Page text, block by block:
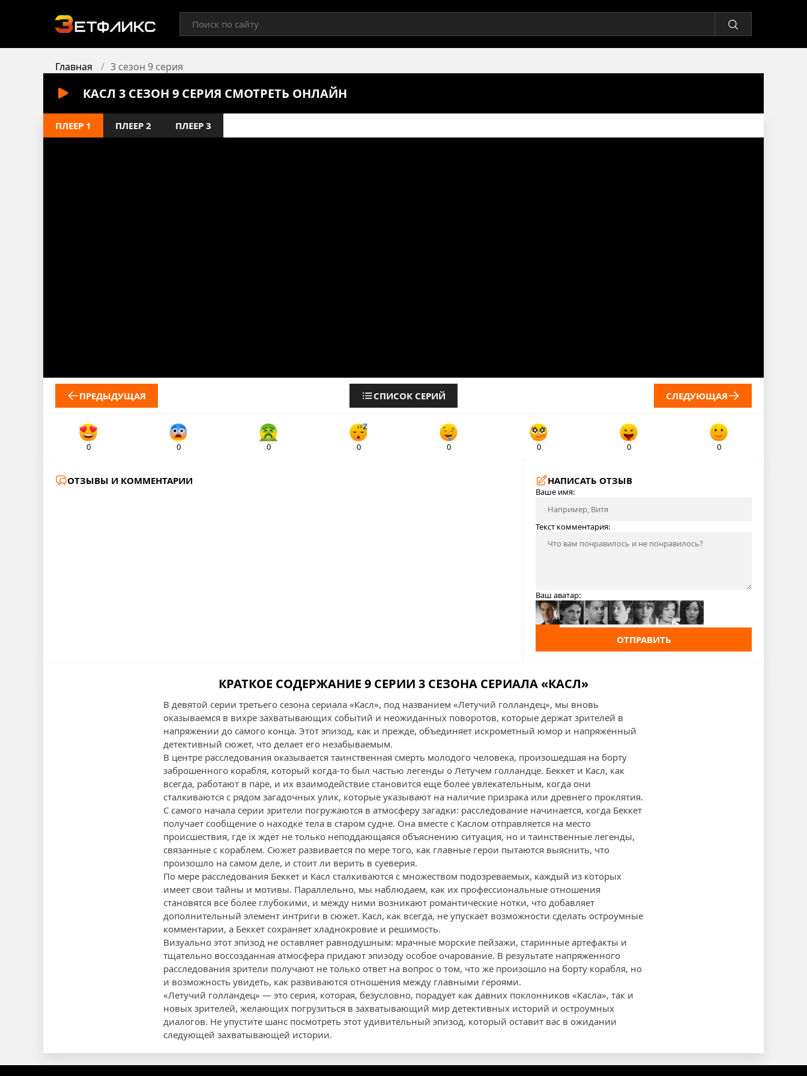
Главная 3 сезон 9 серия
КАСЛ 3 СЕЗОН 9 СЕРИЯ СМОТРЕТЬ ОНЛАЙН
ПЛЕЕР 1 ПЛЕЕР 2 ПЛЕЕР 3
ПРЕДЫДУЩАЯ СПИСОК СЕРИЙ СЛЕДУЮЩАЯ
0 0 0 0 0 0 0 0
ОТЗЫВЫ И КОММЕНТАРИИ НАПИСАТЬ ОТЗЫВ
Ваше имя:
Текст комментария:
Ваш аватар:
ОТПРАВИТЬ
КРАТКОЕ СОДЕРЖАНИЕ 9 СЕРИИ 3 СЕЗОНА СЕРИАЛА «КАСЛ»
В девятой серии третьего сезона сериала «Касл», под названием «Летучий голландец», мы вновь
оказываемся в вихре захватывающих событий и неожиданных поворотов, которые держат зрителей в
напряжении до самого конца. Этот эпизод, как и прежде, объединяет искрометный юмор и напряженный
детективный сюжет, что делает его незабываемым.
В центре расследования оказывается таинственная смерть молодого человека, произошедшая на борту
заброшенного корабля, который когда-то был частью легенды о Летучем голландце. Беккет и Касл, как
всегда, работают в паре, и их взаимодействие становится еще более увлекательным, когда они
сталкиваются с рядом загадочных улик, которые указывают на наличие призрака или древнего проклятия.
С самого начала серии зрители погружаются в атмосферу загадки: расследование начинается, когда Беккет
получает сообщение о находке тела в старом судне. Она вместе с Каслом отправляется на место
происшествия, где їх ждёт не только неподдающаяся объяснению ситуация, но и таинственные легенды,
связанные с кораблем. Сюжет развивается по мере того, как главные герои пытаются выяснить, что
произошло на самом деле, и стоит ли верить в суеверия.
По мере расследования Беккет и Касл сталкиваются с множеством подозреваемых, каждый из которых
имеет свои тайны и мотивы. Параллельно, мы наблюдаем, как их профессиональные отношения
становятся все более глубокими, и между ними возникают романтические нотки, что добавляет
дополнительный элемент интриги в сюжет. Касл, как всегда, не упускает возможности сделать остроумные
комментарии, а Беккет сохраняет хладнокровие и решимость.
Визуально этот эпизод не оставляет равнодушным: мрачные морские пейзажи, старинные артефакты и
тщательно воссозданная атмосфера придают эпизоду особое очарование. В результате напряженного
расследования зрители получают не только ответ на вопрос о том, что же произошло на борту корабля, но
и возможность увидеть, как развиваются отношения между главными героями.
«Летучий голландец» — это серия, которая, безусловно, порадует как давних поклонников «Касла», так и
новых зрителей, желающих погрузиться в захватывающий мир детективных историй и остроумных
диалогов. Не упустите шанс посмотреть этот удивительный эпизод, который оставит вас в ожидании
следующей захватывающей истории.